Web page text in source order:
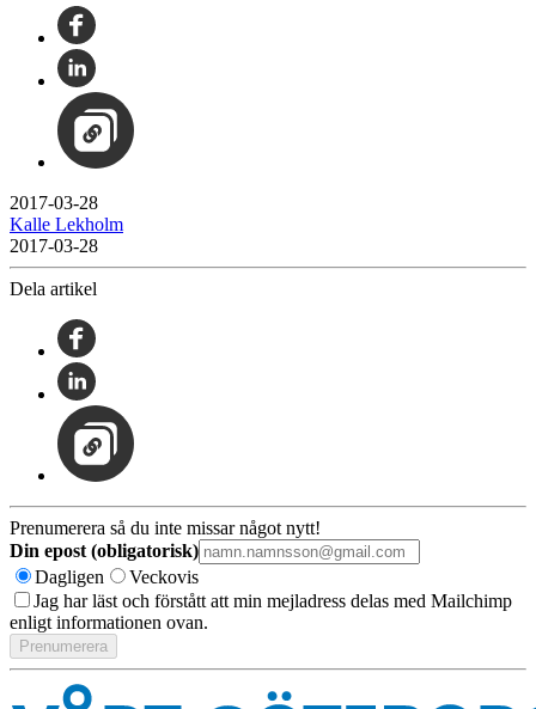
2017-03-28
Kalle Lekholm
2017-03-28
Dela artikel
Prenumerera så du inte missar något nytt!
Din epost (obligatorisk)
Dagligen
Veckovis
Jag har läst och förstått att min mejladress delas med Mailchimp
enligt informationen ovan.